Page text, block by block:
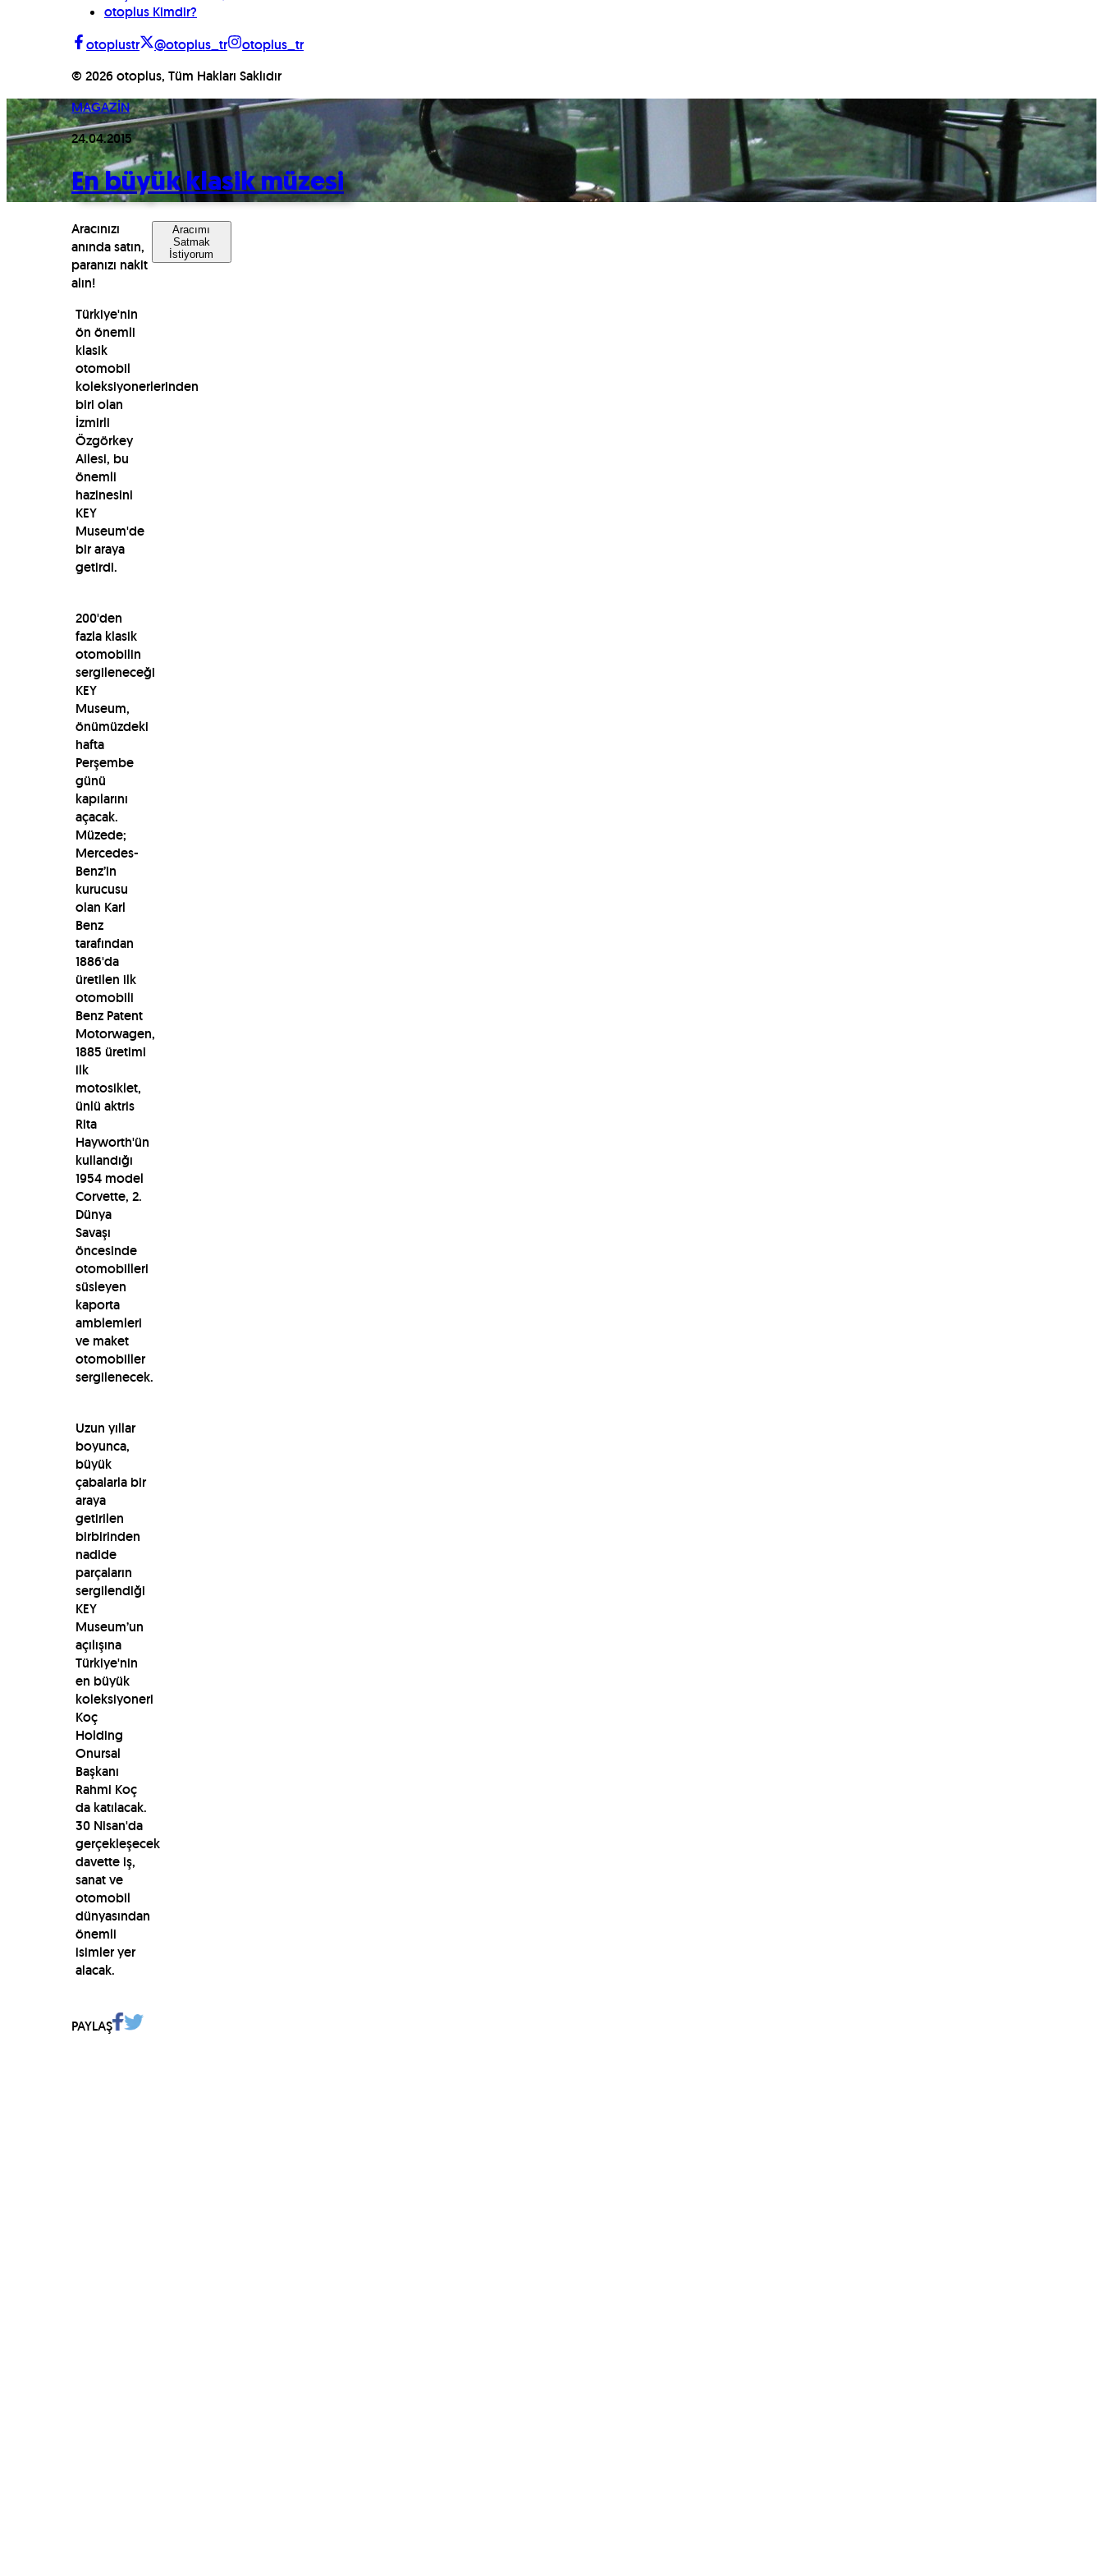
otoplus Kimdir?
otoplustr
@otoplus_tr
otoplus_tr
© 2026 otoplus, Tüm Hakları Saklıdır
MAGAZİN
24.04.2015
En büyük klasik müzesi
Aracınızı
anında satın,
paranızı nakit
alın!
Aracımı
Satmak
İstiyorum
Türkiye'nin
ön önemli
klasik
otomobil
koleksiyonerlerinden
biri olan
İzmirli
Özgörkey
Ailesi, bu
önemli
hazinesini
KEY
Museum'de
bir araya
getirdi.
200'den
fazla klasik
otomobilin
sergileneceği
KEY
Museum,
önümüzdeki
hafta
Perşembe
günü
kapılarını
açacak.
Müzede;
Mercedes-
Benz’in
kurucusu
olan Karl
Benz
tarafından
1886'da
üretilen ilk
otomobili
Benz Patent
Motorwagen,
1885 üretimi
ilk
motosiklet,
ünlü aktris
Rita
Hayworth'ün
kullandığı
1954 model
Corvette, 2.
Dünya
Savaşı
öncesinde
otomobilleri
süsleyen
kaporta
amblemleri
ve maket
otomobiller
sergilenecek.
Uzun yıllar
boyunca,
büyük
çabalarla bir
araya
getirilen
birbirinden
nadide
parçaların
sergilendiği
KEY
Museum’un
açılışına
Türkiye'nin
en büyük
koleksiyoneri
Koç
Holding
Onursal
Başkanı
Rahmi Koç
da katılacak.
30 Nisan'da
gerçekleşecek
davette iş,
sanat ve
otomobil
dünyasından
önemli
isimler yer
alacak.
PAYLAŞ